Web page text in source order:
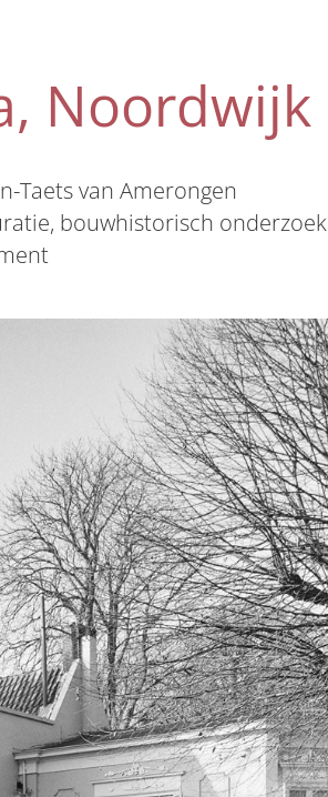
Noordwijk
Taets van Amerongen
bouwhistorisch onderzoek